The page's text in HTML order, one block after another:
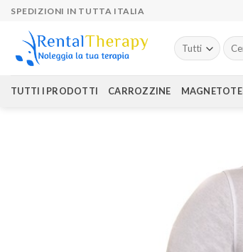
Skip
content
SPEDIZIONI IN TUTTA ITALIA
Cerca:
TUTTI I PRODOTTI CARROZZINE